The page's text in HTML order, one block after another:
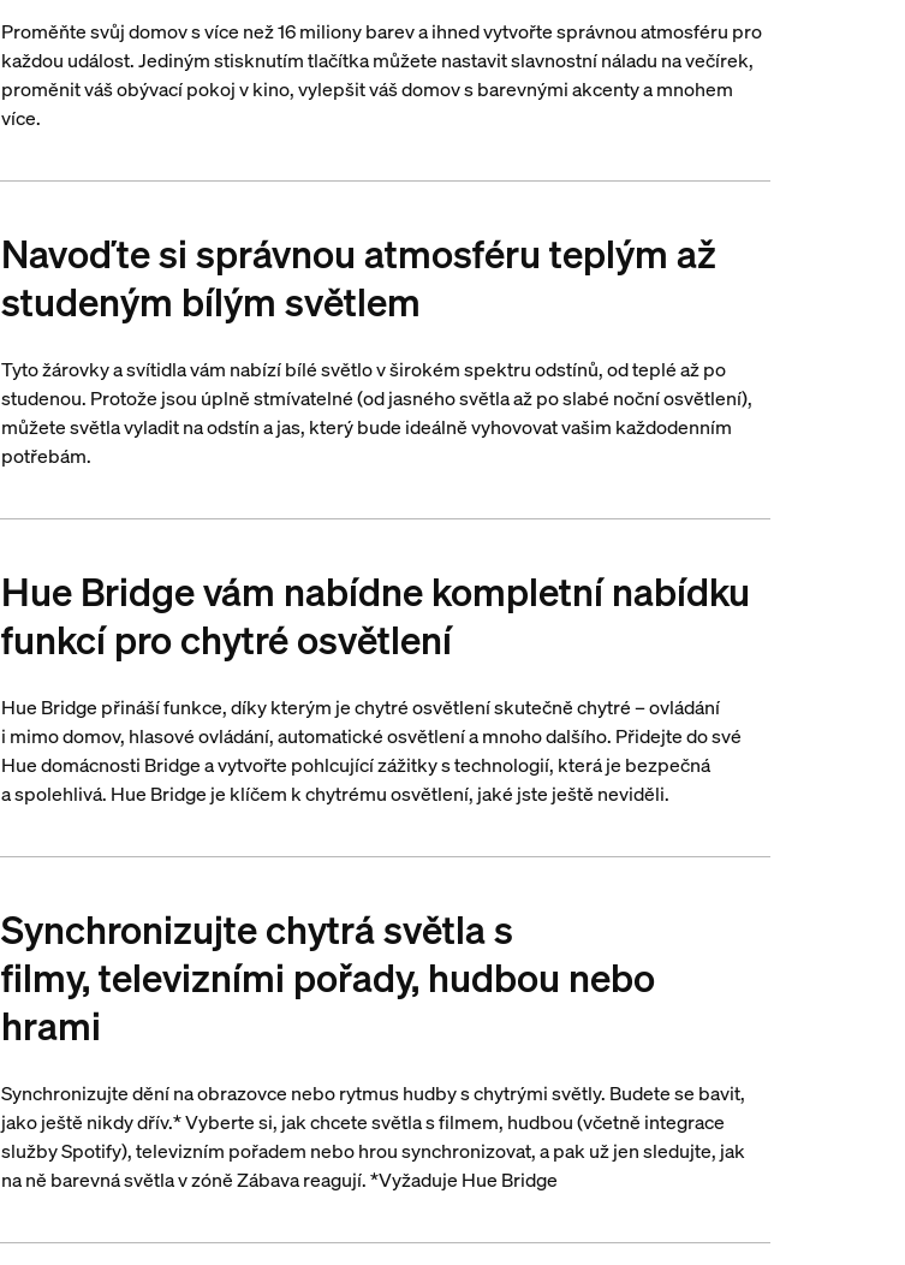
Proměňte svůj domov s více než 16 miliony barev a ihned vytvořte správnou atmosféru pro
každou událost. Jediným stisknutím tlačítka můžete nastavit slavnostní náladu na večírek,
proměnit váš obývací pokoj v kino, vylepšit váš domov s barevnými akcenty a mnohem
více.
Navoďte si správnou atmosféru teplým až
studeným bílým světlem
Tyto žárovky a svítidla vám nabízí bílé světlo v širokém spektru odstínů, od teplé až po
studenou. Protože jsou úplně stmívatelné (od jasného světla až po slabé noční osvětlení),
můžete světla vyladit na odstín a jas, který bude ideálně vyhovovat vašim každodenním
potřebám.
Hue Bridge vám nabídne kompletní nabídku
funkcí pro chytré osvětlení
Hue Bridge přináší funkce, díky kterým je chytré osvětlení skutečně chytré – ovládání
i mimo domov, hlasové ovládání, automatické osvětlení a mnoho dalšího. Přidejte do své
Hue domácnosti Bridge a vytvořte pohlcující zážitky s technologií, která je bezpečná
a spolehlivá. Hue Bridge je klíčem k chytrému osvětlení, jaké jste ještě neviděli.
Synchronizujte chytrá světla s
filmy, televizními pořady, hudbou nebo
hrami
Synchronizujte dění na obrazovce nebo rytmus hudby s chytrými světly. Budete se bavit,
jako ještě nikdy dřív.* Vyberte si, jak chcete světla s filmem, hudbou (včetně integrace
služby Spotify), televizním pořadem nebo hrou synchronizovat, a pak už jen sledujte, jak
na ně barevná světla v zóně Zábava reagují. *Vyžaduje Hue Bridge